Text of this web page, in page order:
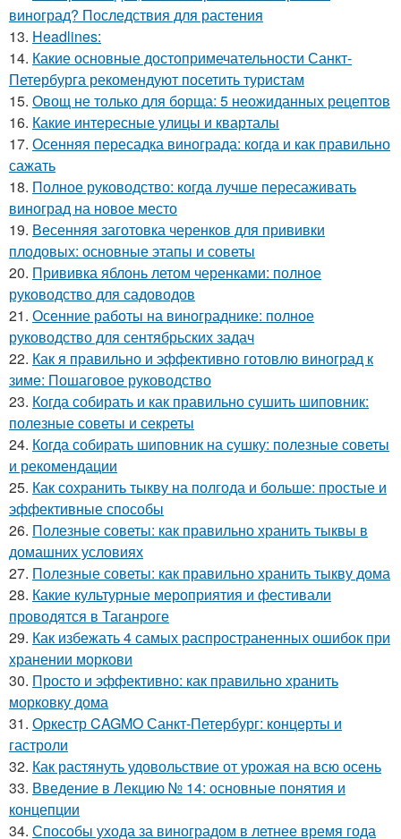
виноград? Последствия для растения
13. Headlines:
14. Какие основные достопримечательности Санкт-
Петербурга рекомендуют посетить туристам
15. Овощ не только для борща: 5 неожиданных рецептов
16. Какие интересные улицы и кварталы
17. Осенняя пересадка винограда: когда и как правильно
сажать
18. Полное руководство: когда лучше пересаживать
виноград на новое место
19. Весенняя заготовка черенков для прививки
плодовых: основные этапы и советы
20. Прививка яблонь летом черенками: полное
руководство для садоводов
21. Осенние работы на винограднике: полное
руководство для сентябрьских задач
22. Как я правильно и эффективно готовлю виноград к
зиме: Пошаговое руководство
23. Когда собирать и как правильно сушить шиповник:
полезные советы и секреты
24. Когда собирать шиповник на сушку: полезные советы
и рекомендации
25. Как сохранить тыкву на полгода и больше: простые и
эффективные способы
26. Полезные советы: как правильно хранить тыквы в
домашних условиях
27. Полезные советы: как правильно хранить тыкву дома
28. Какие культурные мероприятия и фестивали
проводятся в Таганроге
29. Как избежать 4 самых распространенных ошибок при
хранении моркови
30. Просто и эффективно: как правильно хранить
морковку дома
31. Оркестр CAGMO Санкт-Петербург: концерты и
гастроли
32. Как растянуть удовольствие от урожая на всю осень
33. Введение в Лекцию № 14: основные понятия и
концепции
34. Способы ухода за виноградом в летнее время года